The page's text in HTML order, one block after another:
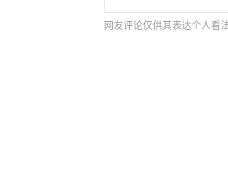
网友评论仅供其表达个人看